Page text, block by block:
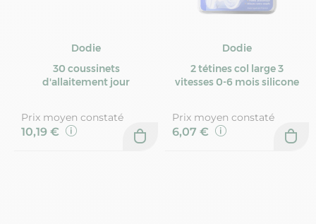
Dodie
30 coussinets
d'allaitement jour
Prix moyen constaté
10,19 €
Dodie
2 tétines col large 3
vitesses 0-6 mois silicone
Prix moyen constaté
6,07 €